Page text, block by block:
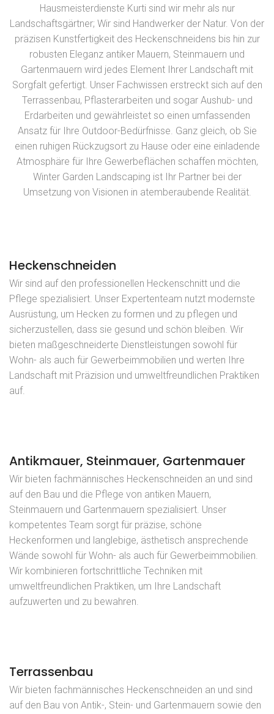
Hausmeisterdienste Kurti sind wir mehr als nur
Landschaftsgärtner; Wir sind Handwerker der Natur. Von der
präzisen Kunstfertigkeit des Heckenschneidens bis hin zur
robusten Eleganz antiker Mauern, Steinmauern und
Gartenmauern wird jedes Element Ihrer Landschaft mit
Sorgfalt gefertigt. Unser Fachwissen erstreckt sich auf den
Terrassenbau, Pflasterarbeiten und sogar Aushub- und
Erdarbeiten und gewährleistet so einen umfassenden
Ansatz für Ihre Outdoor-Bedürfnisse. Ganz gleich, ob Sie
einen ruhigen Rückzugsort zu Hause oder eine einladende
Atmosphäre für Ihre Gewerbeflächen schaffen möchten,
Winter Garden Landscaping ist Ihr Partner bei der
Umsetzung von Visionen in atemberaubende Realität.
Heckenschneiden
Wir sind auf den professionellen Heckenschnitt und die
Pflege spezialisiert. Unser Expertenteam nutzt modernste
Ausrüstung, um Hecken zu formen und zu pflegen und
sicherzustellen, dass sie gesund und schön bleiben. Wir
bieten maßgeschneiderte Dienstleistungen sowohl für
Wohn- als auch für Gewerbeimmobilien und werten Ihre
Landschaft mit Präzision und umweltfreundlichen Praktiken
auf.
Antikmauer, Steinmauer, Gartenmauer
Wir bieten fachmännisches Heckenschneiden an und sind
auf den Bau und die Pflege von antiken Mauern,
Steinmauern und Gartenmauern spezialisiert. Unser
kompetentes Team sorgt für präzise, schöne
Heckenformen und langlebige, ästhetisch ansprechende
Wände sowohl für Wohn- als auch für Gewerbeimmobilien.
Wir kombinieren fortschrittliche Techniken mit
umweltfreundlichen Praktiken, um Ihre Landschaft
aufzuwerten und zu bewahren.
Terrassenbau
Wir bieten fachmännisches Heckenschneiden an und sind
auf den Bau von Antik-, Stein- und Gartenmauern sowie den